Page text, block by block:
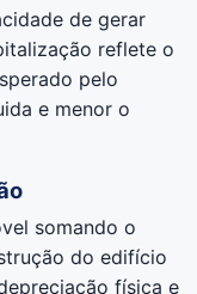
de gerar
reflete o
pelo
e menor o
somando o
do edifício
física e